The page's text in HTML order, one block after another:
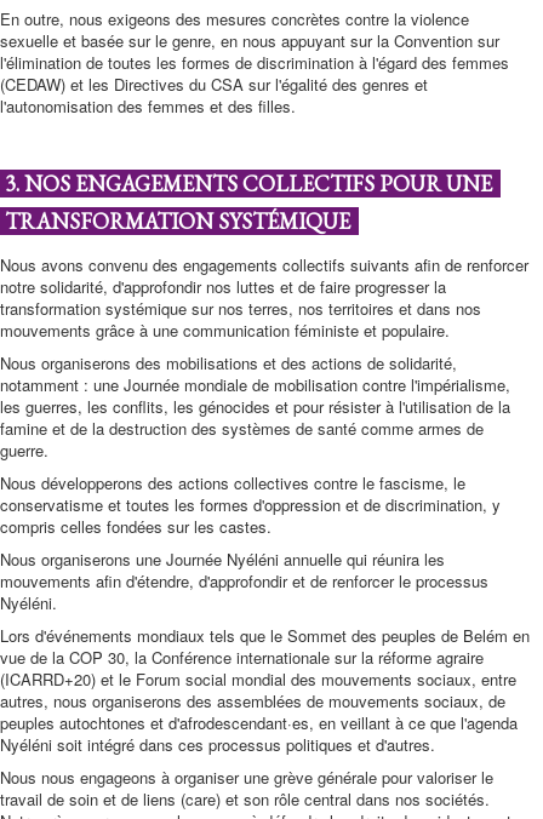
En outre, nous exigeons des mesures concrètes contre la violence
sexuelle et basée sur le genre, en nous appuyant sur la Convention sur
l'élimination de toutes les formes de discrimination à l'égard des femmes
(CEDAW) et les Directives du CSA sur l'égalité des genres et
l'autonomisation des femmes et des filles.
3. NOS ENGAGEMENTS COLLECTIFS POUR UNE
TRANSFORMATION SYSTÉMIQUE
Nous avons convenu des engagements collectifs suivants afin de renforcer
notre solidarité, d'approfondir nos luttes et de faire progresser la
transformation systémique sur nos terres, nos territoires et dans nos
mouvements grâce à une communication féministe et populaire.
Nous organiserons des mobilisations et des actions de solidarité,
notamment : une Journée mondiale de mobilisation contre l'impérialisme,
les guerres, les conflits, les génocides et pour résister à l'utilisation de la
famine et de la destruction des systèmes de santé comme armes de
guerre.
Nous développerons des actions collectives contre le fascisme, le
conservatisme et toutes les formes d'oppression et de discrimination, y
compris celles fondées sur les castes.
Nous organiserons une Journée Nyéléni annuelle qui réunira les
mouvements afin d'étendre, d'approfondir et de renforcer le processus
Nyéléni.
Lors d'événements mondiaux tels que le Sommet des peuples de Belém en
vue de la COP 30, la Conférence internationale sur la réforme agraire
(ICARRD+20) et le Forum social mondial des mouvements sociaux, entre
autres, nous organiserons des assemblées de mouvements sociaux, de
peuples autochtones et d'afrodescendant·es, en veillant à ce que l'agenda
Nyéléni soit intégré dans ces processus politiques et d'autres.
Nous nous engageons à organiser une grève générale pour valoriser le
travail de soin et de liens (care) et son rôle central dans nos sociétés.